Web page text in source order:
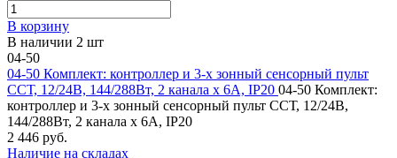
В корзину
В наличии 2 шт
04-50
04-50 Комплект: контроллер и 3-х зонный сенсорный пульт
ССТ, 12/24В, 144/288Вт, 2 канала х 6А, IP20 04-50 Комплект:
контроллер и 3-х зонный сенсорный пульт ССТ, 12/24В,
144/288Вт, 2 канала х 6А, IP20
2 446 руб.
Наличие на складах